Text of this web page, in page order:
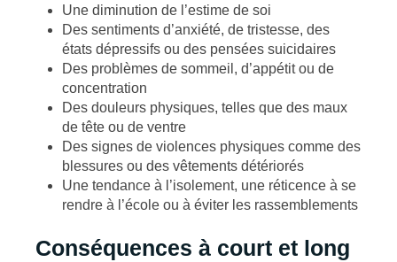
Une diminution de l’estime de soi
Des sentiments d’anxiété, de tristesse, des
états dépressifs ou des pensées suicidaires
Des problèmes de sommeil, d’appétit ou de
concentration
Des douleurs physiques, telles que des maux
de tête ou de ventre
Des signes de violences physiques comme des
blessures ou des vêtements détériorés
Une tendance à l’isolement, une réticence à se
rendre à l’école ou à éviter les rassemblements
Conséquences à court et long